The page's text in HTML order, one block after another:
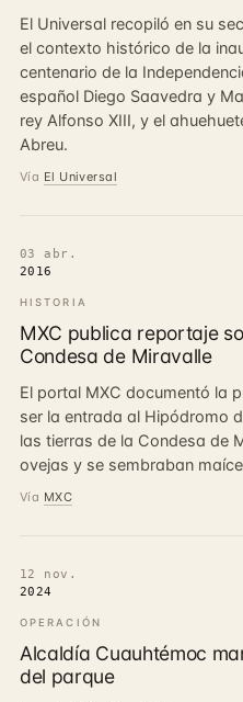
El Universal recopiló en su
el contexto histórico de la
centenario de la
español Diego Saavedra y
rey Alfonso XIII, y el
Abreu.
Vía El Universal
03 abr.
2016
HISTORIA
MXC publica reportaje
Condesa de Miravalle
El portal MXC documentó la
ser la entrada al Hipódromo
las tierras de la Condesa de
ovejas y se sembraban
Vía MXC
12 nov.
2024
OPERACIÓN
Alcaldía Cuauhtémoc
del parque